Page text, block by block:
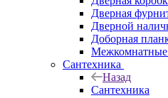
Дверная
Дверной
Доборная
Межкомнатные
Сантехника
Назад
Сантехника